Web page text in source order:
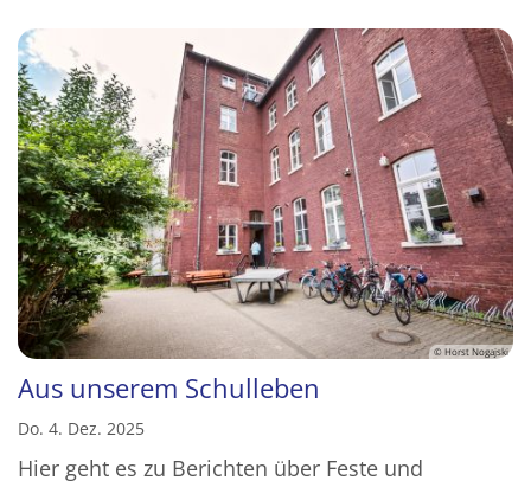
© Horst Nogajski
Aus unserem Schulleben
Do. 4. Dez. 2025
Hier geht es zu Berichten über Feste und